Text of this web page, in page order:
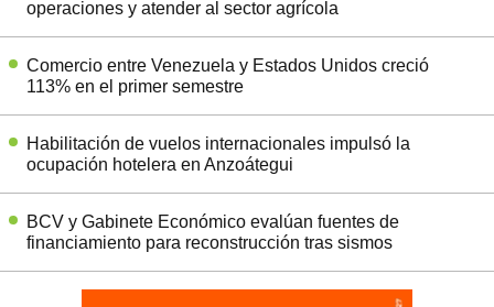
operaciones y atender al sector agrícola
Comercio entre Venezuela y Estados Unidos creció
113% en el primer semestre
Habilitación de vuelos internacionales impulsó la
ocupación hotelera en Anzoátegui
BCV y Gabinete Económico evalúan fuentes de
financiamiento para reconstrucción tras sismos